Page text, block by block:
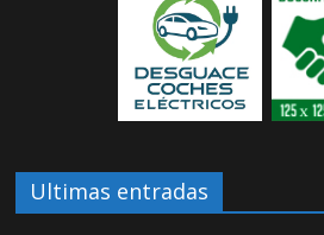
Ultimas entradas